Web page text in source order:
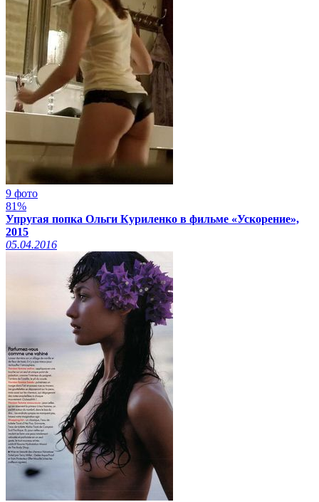
9 фото
81%
Упругая попка Ольги Куриленко в фильме «Ускорение»,
2015
05.04.2016